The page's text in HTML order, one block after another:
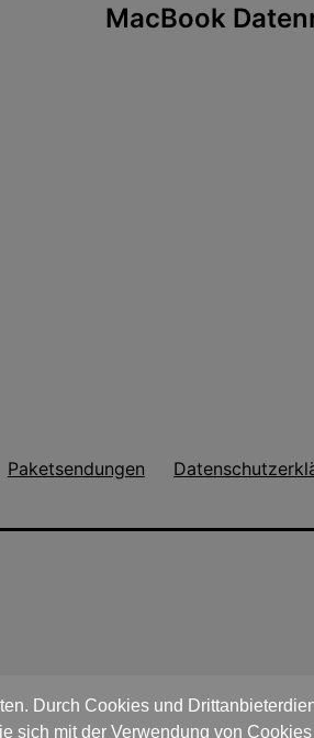
MacBook
Paketsendungen
Durch Cookies und
sich mit der Verwendung von Cookies